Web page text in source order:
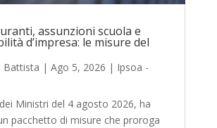
assunzioni scuola e
d’impresa: le misure del
Battista | Ago 5, 2026 | Ipsoa -
Ministri del 4 agosto 2026, ha
pacchetto di misure che proroga